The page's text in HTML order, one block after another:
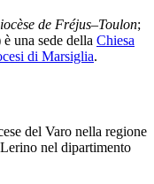
de Fréjus–Toulon;
è una sede della Chiesa
di Marsiglia.
del Varo nella regione
nel dipartimento